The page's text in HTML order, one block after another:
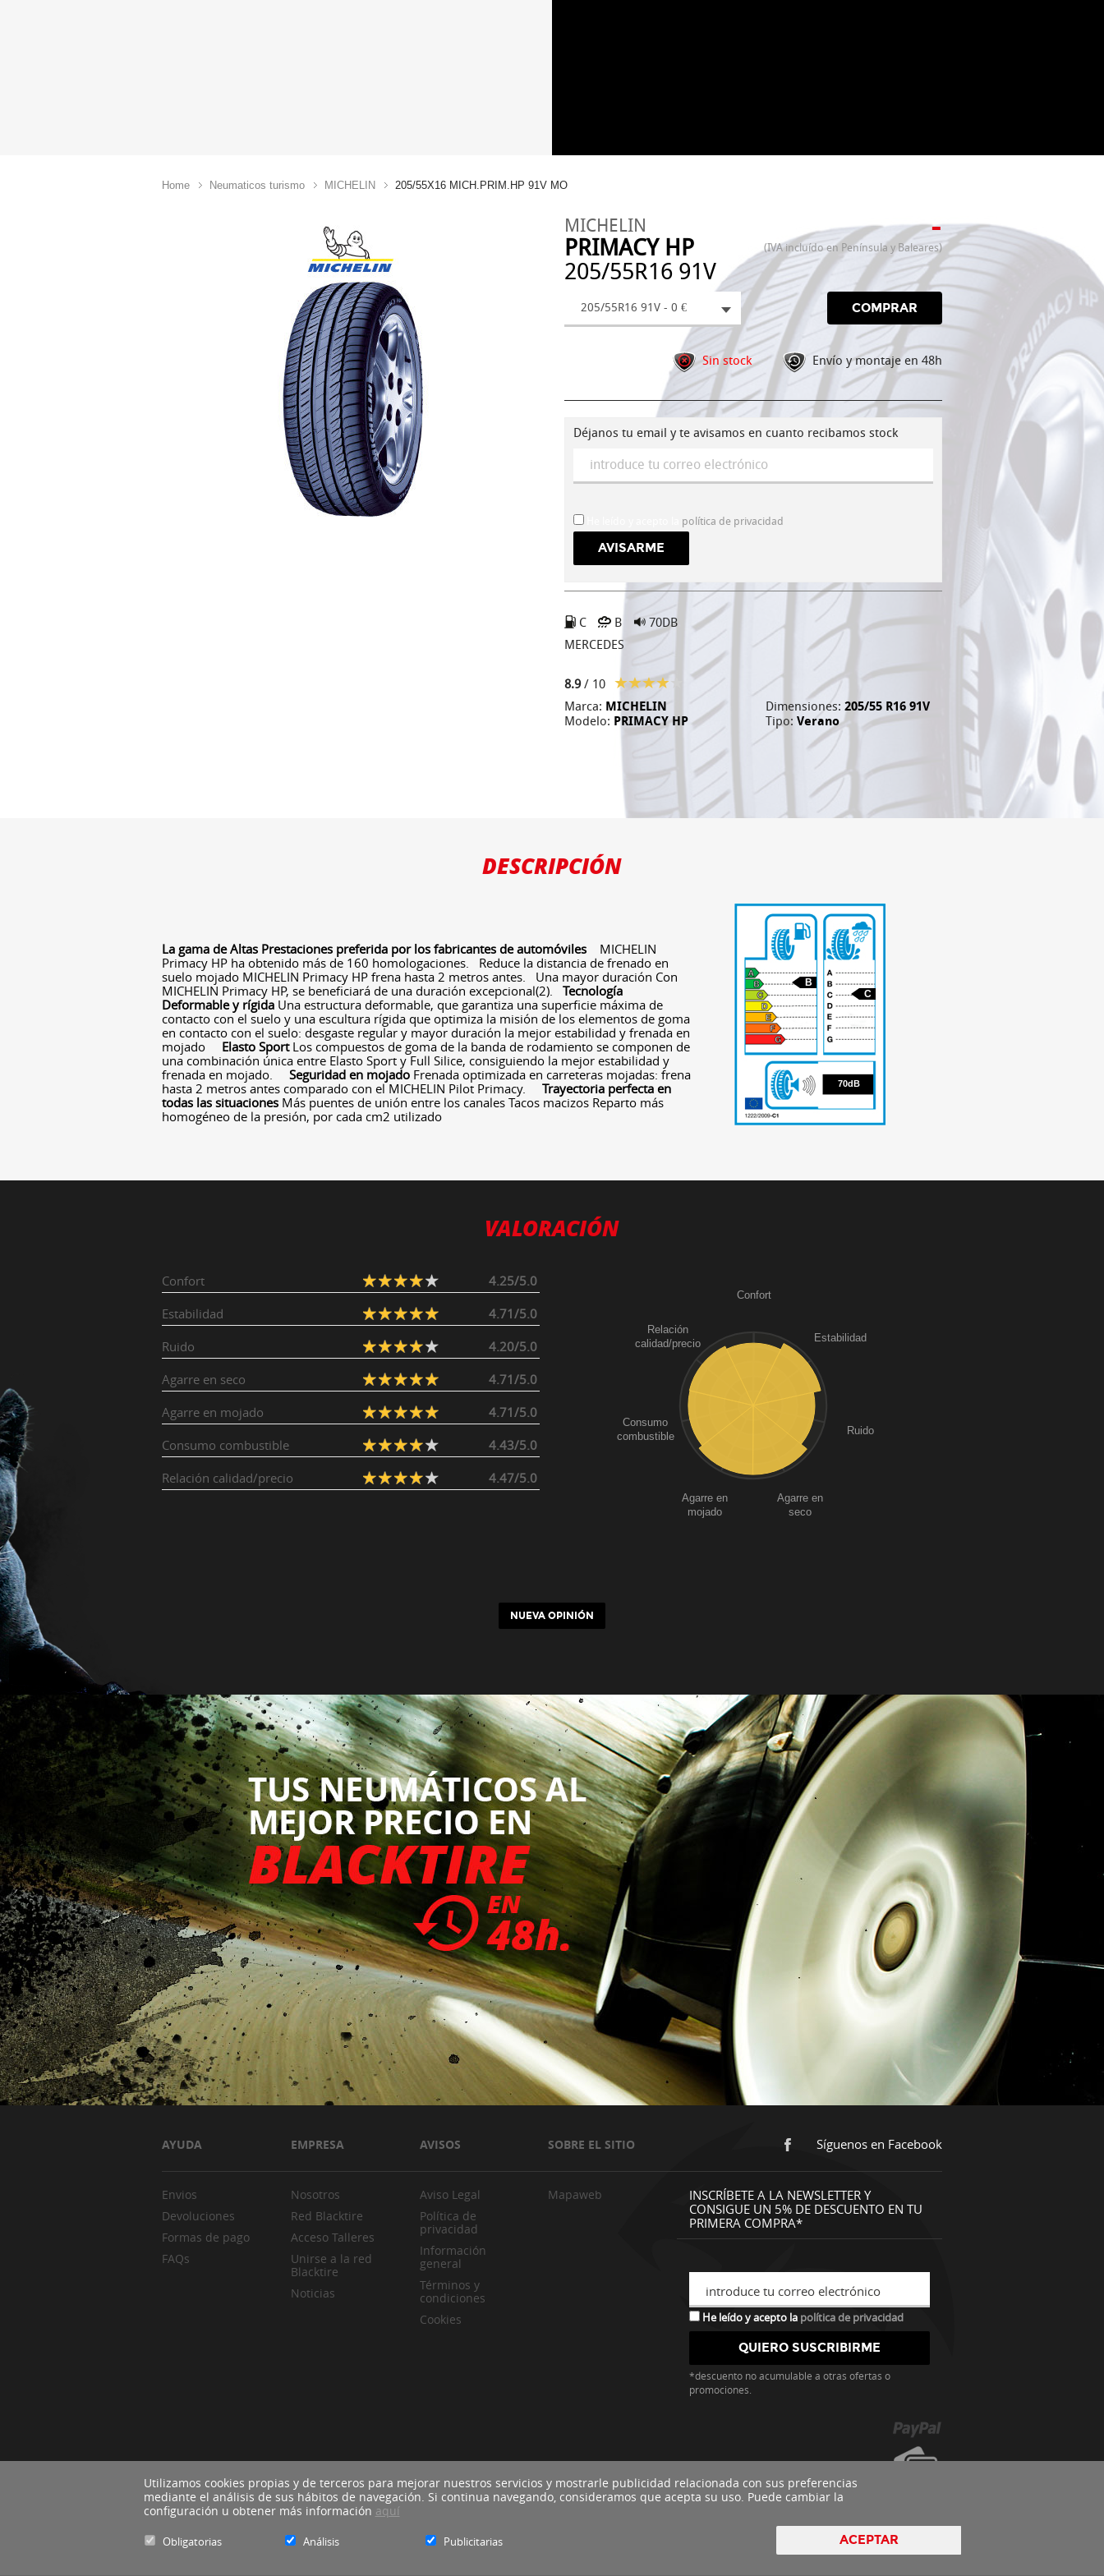
Home Neumaticos turismo MICHELIN 205/55X16 MICH.PRIM.HP 91V MO
MICHELIN
PRIMACY HP
205/55R16 91V
-
(IVA incluído en Península y Baleares)
205/55R16 91V - 0 € COMPRAR
Sin stock Envío y montaje en 48h
Déjanos tu email y te avisamos en cuanto recibamos stock
política de privacidad
C B
70DB
MERCEDES
8.9/ 10
Marca: MICHELIN
Modelo: PRIMACY HP
Dimensiones: 205/55 R16 91V
Tipo: Verano
DESCRIPCIÓN
La gama de Altas Prestaciones preferida por los fabricantes de automóviles
MICHELIN
Primacy HP ha obtenido más de 160 homologaciones. Reduce la distancia de frenado en
suelo mojado MICHELIN Primacy HP frena hasta 2 metros antes. Una mayor duración Con
MICHELIN Primacy HP, se beneficiará de una duración excepcional(2). Tecnología
Deformable y rígida Una estructura deformable, que garantiza una superficie máxima de
contacto con el suelo y una escultura rígida que optimiza la misión de los elementos de goma
en contacto con el suelo: desgaste regular y mayor duración la mejor estabilidad y frenada en
mojado Elasto SportLos compuestos de goma de la banda de rodamiento se componen de
una combinación única entre Elasto Sport y Full Silice, consiguiendo la mejor estabilidad y
frenada en mojado. Seguridad en mojado Frenada optimizada en carreteras mojadas: frena
hasta 2 metros antes comparado con el MICHELIN Pilot Primacy. Trayectoria perfecta en
todas las situaciones Más puentes de unión entre los canales Tacos macizos Reparto más
homogéneo de la presión, por cada cm2 utilizado
70
B
C
70dB
VALORACIÓN
Confort
4.25/5.0
Estabilidad
4.71/5.0
Ruido
4.20/5.0
Agarre en seco
4.71/5.0
Agarre en mojado
4.71/5.0
Consumo combustible
4.43/5.0
Relación calidad/precio
4.47/5.0
Confort
Estabilidad
Ruido
Agarre en
seco
Agarre en
mojado
Consumo
combustible
Relación
calidad/precio
NUEVA OPINIÓN
AYUDA EMPRESA AVISOS SOBRE EL SITIO Síguenos en Facebook
Envios
Devoluciones
Formas de pago
FAQs
Nosotros
Red Blacktire
Acceso Talleres
Unirse a la red
Blacktire
Noticias
Aviso Legal
Política de
privacidad
Información
general
Términos y
condiciones
Cookies
Mapaweb
INSCRÍBETE A LA NEWSLETTER Y
CONSIGUE UN 5% DE DESCUENTO EN TU
PRIMERA COMPRA*
introduce tu correo electrónico
He leído y acepto la política de privacidad
*descuento no acumulable a otras ofertas o
promociones.
Blacktire Copyright 2016 - Todos los derechos reservados by
Utilizamos cookies propias y de terceros para mejorar nuestros servicios y mostrarle publicidad relacionada con sus preferencias
mediante el análisis de sus hábitos de navegación. Si continua navegando, consideramos que acepta su uso. Puede cambiar la
configuración u obtener más información aquí
Obligatorias Análisis Publicitarias ACEPTAR